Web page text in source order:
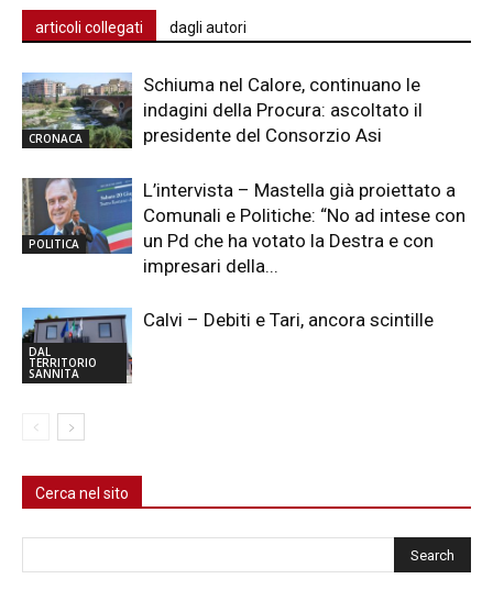
articoli collegati dagli autori
CRONACA
Schiuma nel Calore, continuano le
indagini della Procura: ascoltato il
presidente del Consorzio Asi
POLITICA
L’intervista – Mastella già proiettato a
Comunali e Politiche: “No ad intese con
un Pd che ha votato la Destra e con
impresari della...
DAL
TERRITORIO
SANNITA
Calvi – Debiti e Tari, ancora scintille
Cerca nel sito